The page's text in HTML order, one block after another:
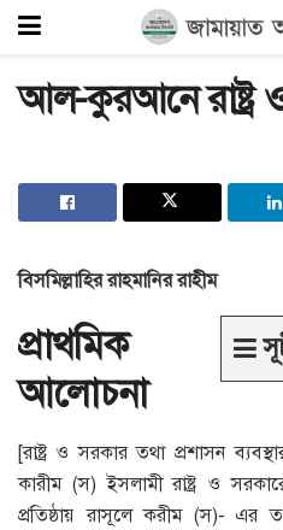
আল-কুরআনে রাষ্ট্র
বিসমিল্লাহির রাহমানির রাহীম
প্রাথমিক
আলোচনা
[রাষ্ট্র ও সরকার তথা প্রশাসন
কারীম (স) ইসলামী রাষ্ট্র ও
প্রতিষ্ঠায় রাসূলে করীম (স)- এর